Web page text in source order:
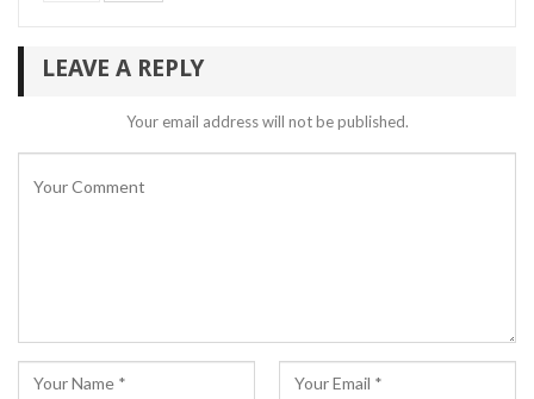
LEAVE A REPLY
Your email address will not be published.